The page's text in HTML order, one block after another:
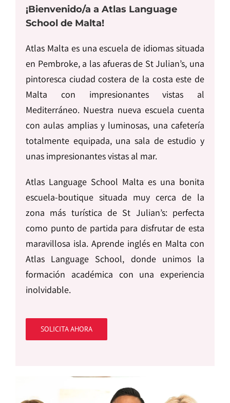
¡Bienvenido/a a Atlas Language
School de Malta!
Atlas Malta es una escuela de idiomas situada
en Pembroke, a las afueras de St Julian’s, una
pintoresca ciudad costera de la costa este de
Malta con impresionantes vistas al
Mediterráneo. Nuestra nueva escuela cuenta
con aulas amplias y luminosas, una cafetería
totalmente equipada, una sala de estudio y
unas impresionantes vistas al mar.
Atlas Language School Malta es una bonita
escuela-boutique situada muy cerca de la
zona más turística de St Julian’s: perfecta
como punto de partida para disfrutar de esta
maravillosa isla. Aprende inglés en Malta con
Atlas Language School, donde unimos la
formación académica con una experiencia
inolvidable.
SOLICITA AHORA